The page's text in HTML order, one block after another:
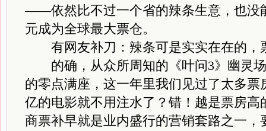
——依然比不过一个省的辣条生意，也没
元成为全球最大票仓。
有网友补刀：辣条可是实实在在的，
的确，从众所周知的《叶问3》幽灵场
的零点满座，这一年里我们见过了太多票
亿的电影就不用注水了？错！越是票房高
商票补早就是业内盛行的营销套路之一，